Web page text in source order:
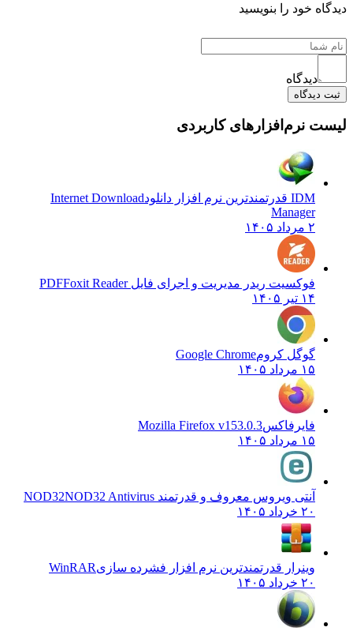
دیدگاه خود را بنویسید
دیدگاه
ثبت دیدگاه
لیست نرم‌افزارهای کاربردی
IDM قدرتمندترین نرم افزار دانلود
Internet Download
Manager
۲ مرداد ۱۴۰۵
فوکسیت ریدر مدیریت و اجرای فایل PDFFoxit Reader
۱۴ تیر ۱۴۰۵
گوگل کرومGoogle Chrome
۱۵ مرداد ۱۴۰۵
فایرفاکسMozilla Firefox v153.0.3
۱۵ مرداد ۱۴۰۵
آنتی ویروس معروف و قدرتمند NOD32 NOD32 Antivirus
۲۰ خرداد ۱۴۰۵
وینرار قدرتمندترین نرم افزار فشرده سازیWinRAR
۲۰ خرداد ۱۴۰۵